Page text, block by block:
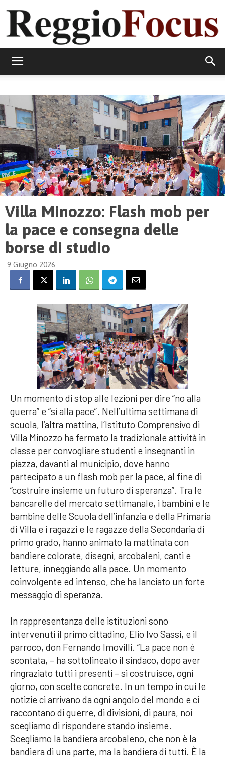
Villa Minozzo: Flash mob per
la pace e consegna delle
borse di studio
9 Giugno 2026
Un momento di stop alle lezioni per dire “no alla
guerra” e “sì alla pace”. Nell’ultima settimana di
scuola, l’altra mattina, l’Istituto Comprensivo di
Villa Minozzo ha fermato la tradizionale attività in
classe per convogliare studenti e insegnanti in
piazza, davanti al municipio, dove hanno
partecipato a un flash mob per la pace, al fine di
“costruire insieme un futuro di speranza”. Tra le
bancarelle del mercato settimanale, i bambini e le
bambine delle Scuola dell’infanzia e della Primaria
di Villa e i ragazzi e le ragazze della Secondaria di
primo grado, hanno animato la mattinata con
bandiere colorate, disegni, arcobaleni, canti e
letture, inneggiando alla pace. Un momento
coinvolgente ed intenso, che ha lanciato un forte
messaggio di speranza.
In rappresentanza delle istituzioni sono
intervenuti il primo cittadino, Elio Ivo Sassi, e il
parroco, don Fernando Imovilli. “La pace non è
scontata, – ha sottolineato il sindaco, dopo aver
ringraziato tutti i presenti – si costruisce, ogni
giorno, con scelte concrete. In un tempo in cui le
notizie ci arrivano da ogni angolo del mondo e ci
raccontano di guerre, di divisioni, di paura, noi
scegliamo di rispondere stando insieme.
Scegliamo la bandiera arcobaleno, che non è la
bandiera di una parte, ma la bandiera di tutti. È la